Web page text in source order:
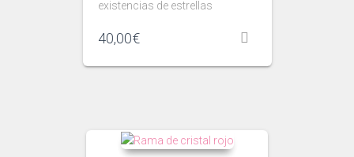
existencias de estrellas
40,00€